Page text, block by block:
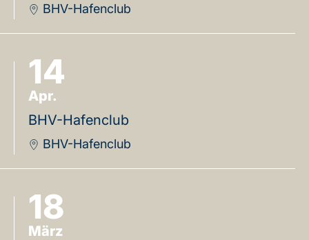
BHV-Hafenclub
14
Apr.
BHV-Hafenclub
BHV-Hafenclub
18
März